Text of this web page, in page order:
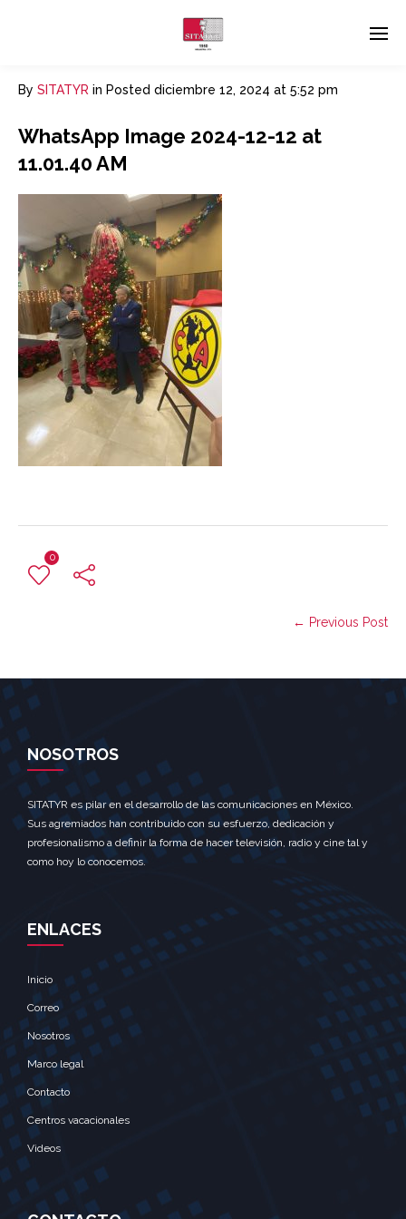
By SITATYR in Posted diciembre 12, 2024 at 5:52 pm
WhatsApp Image 2024-12-12 at
11.01.40 AM
0
← Previous Post
NOSOTROS
SITATYR es pilar en el desarrollo de las comunicaciones en México.
Sus agremiados han contribuido con su esfuerzo, dedicación y
profesionalismo a definir la forma de hacer televisión, radio y cine tal y
como hoy lo conocemos.
ENLACES
Inicio
Correo
Nosotros
Marco legal
Contacto
Centros vacacionales
Videos